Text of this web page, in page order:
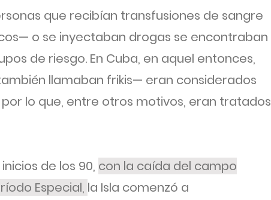
que recibían transfusiones de sangre
o se inyectaban drogas se encontraban
de riesgo. En Cuba, en aquel entonces,
llamaban frikis— eran considerados
lo que, entre otros motivos, eran tratados
de los 90, con la caída del campo
Especial, la Isla comenzó a